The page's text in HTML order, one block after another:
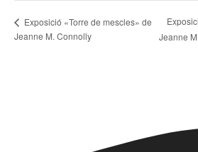
Exposició «Torre de mescles» de
Jeanne M. Connolly
Jeanne